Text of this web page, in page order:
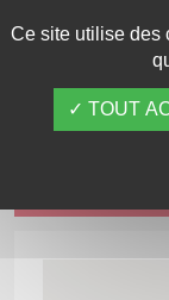
Ce site utilise des
TOUT